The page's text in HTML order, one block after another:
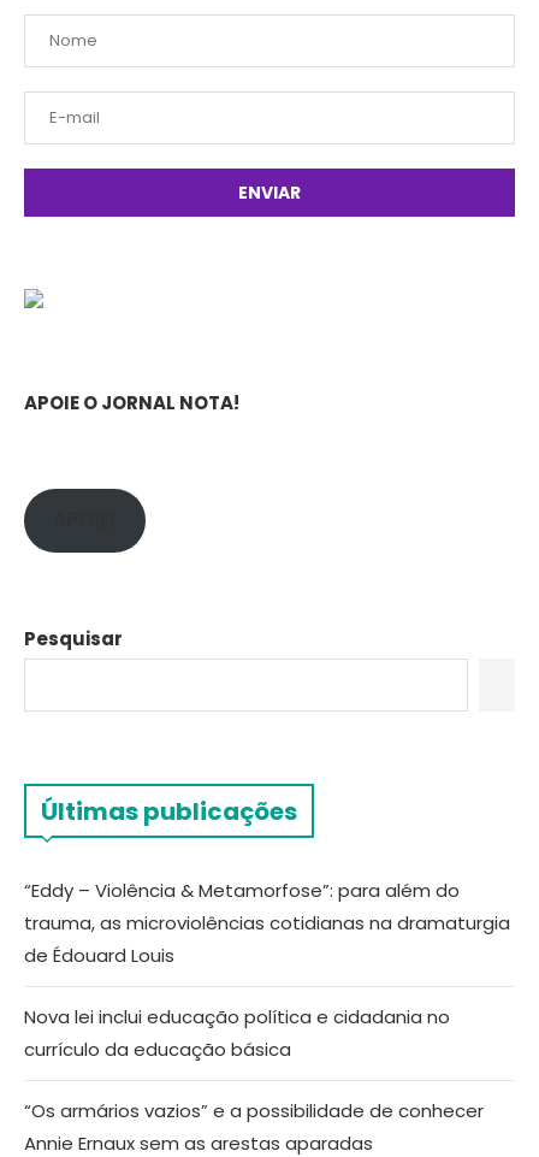
APOIE O JORNAL NOTA!
Pesquisar
Últimas publicações
“Eddy – Violência & Metamorfose”: para além do
trauma, as microviolências cotidianas na dramaturgia
de Édouard Louis
Nova lei inclui educação política e cidadania no
currículo da educação básica
“Os armários vazios” e a possibilidade de conhecer
Annie Ernaux sem as arestas aparadas